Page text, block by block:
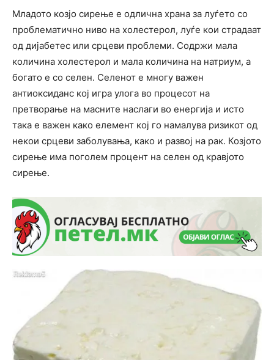
Младото козјо сирење е одлична храна за луѓето со
проблематично ниво на холестерол, луѓе кои страдаат
од дијабетес или срцеви проблеми. Содржи мала
количина холестерол и мала количина на натриум, а
богато е со селен. Селенот е многу важен
антиоксиданс кој игра улога во процесот на
претворање на масните наслаги во енергија и исто
така е важен како елемент кој го намалува ризикот од
некои срцеви заболувања, како и развој на рак. Козјото
сирење има поголем процент на селен од кравјото
сирење.